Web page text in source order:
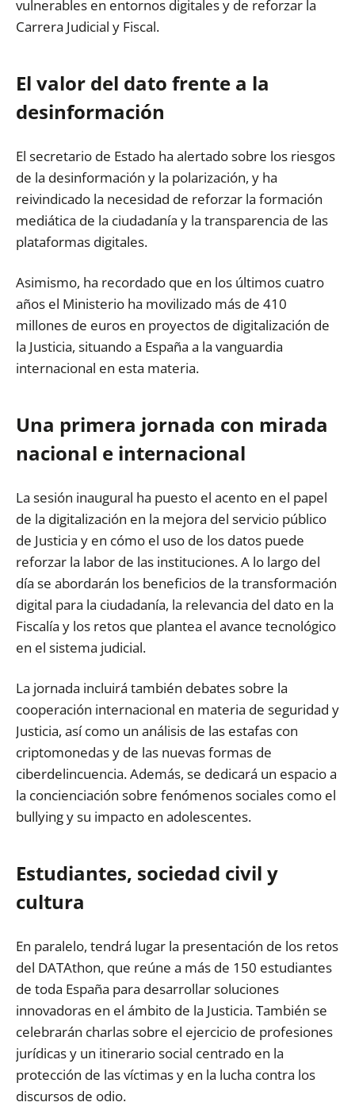
vulnerables en entornos digitales y de reforzar la
Carrera Judicial y Fiscal.
El valor del dato frente a la
desinformación
El secretario de Estado ha alertado sobre los riesgos
de la desinformación y la polarización, y ha
reivindicado la necesidad de reforzar la formación
mediática de la ciudadanía y la transparencia de las
plataformas digitales.
Asimismo, ha recordado que en los últimos cuatro
años el Ministerio ha movilizado más de 410
millones de euros en proyectos de digitalización de
la Justicia, situando a España a la vanguardia
internacional en esta materia.
Una primera jornada con mirada
nacional e internacional
La sesión inaugural ha puesto el acento en el papel
de la digitalización en la mejora del servicio público
de Justicia y en cómo el uso de los datos puede
reforzar la labor de las instituciones. A lo largo del
día se abordarán los beneficios de la transformación
digital para la ciudadanía, la relevancia del dato en la
Fiscalía y los retos que plantea el avance tecnológico
en el sistema judicial.
La jornada incluirá también debates sobre la
cooperación internacional en materia de seguridad y
Justicia, así como un análisis de las estafas con
criptomonedas y de las nuevas formas de
ciberdelincuencia. Además, se dedicará un espacio a
la concienciación sobre fenómenos sociales como el
bullying y su impacto en adolescentes.
Estudiantes, sociedad civil y
cultura
En paralelo, tendrá lugar la presentación de los retos
del DATAthon, que reúne a más de 150 estudiantes
de toda España para desarrollar soluciones
innovadoras en el ámbito de la Justicia. También se
celebrarán charlas sobre el ejercicio de profesiones
jurídicas y un itinerario social centrado en la
protección de las víctimas y en la lucha contra los
discursos de odio.